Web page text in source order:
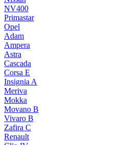
NV400
Primastar
Opel
Adam
Ampera
Astra
Cascada
Corsa E
Insignia A
Meriva
Mokka
Movano B
Vivaro B
Zafira C
Renault